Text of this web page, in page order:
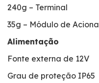
240g – Terminal
35g – Módulo de
Alimentação
Fonte externa de 12V
Grau de proteção IP65